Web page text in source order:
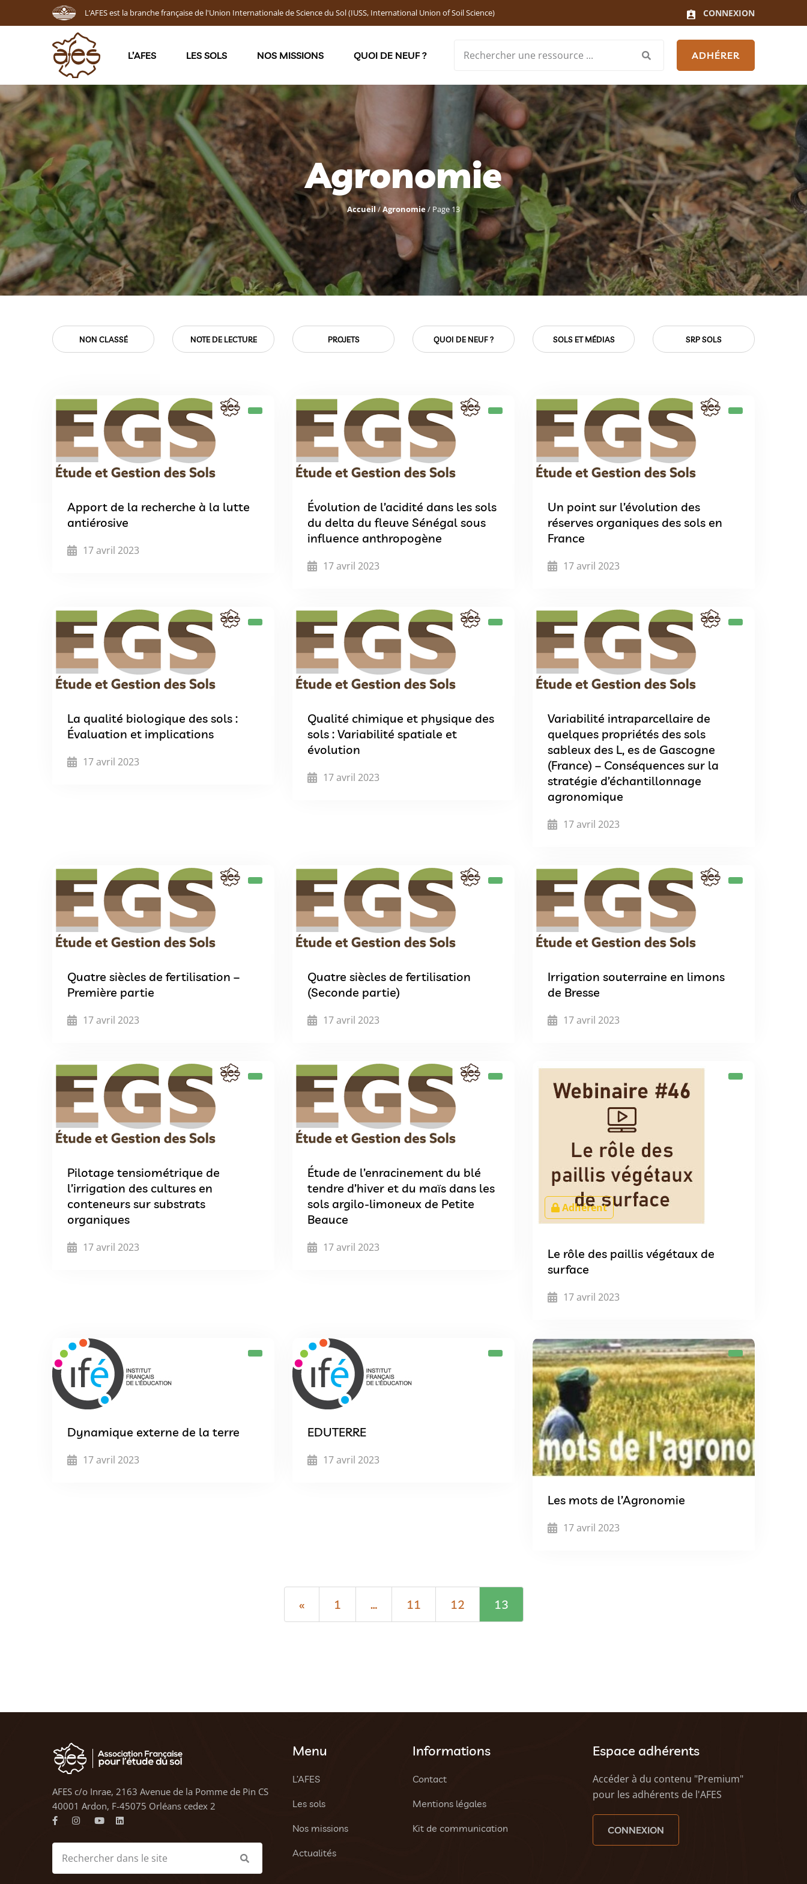
L’AFES est la branche française de l'Union Internationale de Science du Sol (IUSS, International Union of Soil Science) CONNEXION
L’AFES LES SOLS NOS MISSIONS QUOI DE NEUF ? ADHÉRER
Agronomie
Accueil/Agronomie/ Page 13
NOTE DE LECTURE PROJETS QUOI DE NEUF ? SOLS ET MÉDIAS SRP SOLS VIE ASSOCIATIVE
Apport de la recherche à la lutte
antiérosive
17 avril 2023
Évolution de l’acidité dans les sols
du delta du fleuve Sénégal sous
influence anthropogène
17 avril 2023
Un point sur l’évolution des
réserves organiques des sols en
France
17 avril 2023
La qualité biologique des sols :
Évaluation et implications
17 avril 2023
Qualité chimique et physique des
sols : Variabilité spatiale et
évolution
17 avril 2023
Variabilité intraparcellaire de
quelques propriétés des sols
sableux des L, es de Gascogne
(France) – Conséquences sur la
stratégie d’échantillonnage
agronomique
17 avril 2023
Quatre siècles de fertilisation –
Première partie
17 avril 2023
Quatre siècles de fertilisation
(Seconde partie)
17 avril 2023
Irrigation souterraine en limons
de Bresse
17 avril 2023
Pilotage tensiométrique de
l’irrigation des cultures en
conteneurs sur substrats
organiques
17 avril 2023
Étude de l’enracinement du blé
tendre d’hiver et du maïs dans les
sols argilo-limoneux de Petite
Beauce
17 avril 2023
Adhérent
Le rôle des paillis végétaux de
surface
17 avril 2023
Dynamique externe de la terre
17 avril 2023
EDUTERRE
17 avril 2023
Les mots de l’Agronomie
17 avril 2023
« 1 … 11 12 13
AFES c/o Inrae, 2163 Avenue de la Pomme de Pin CS
40001 Ardon, F-45075 Orléans cedex 2
Menu
L’AFES
Les sols
Nos missions
Actualités
Informations
Contact
Mentions légales
Kit de communication
Espace adhérents
Accéder à du contenu "Premium"
pour les adhérents de l'AFES
CONNEXION